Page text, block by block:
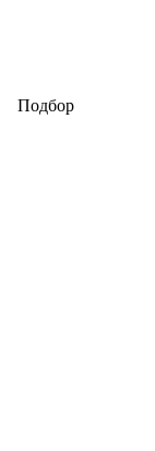
Подбор